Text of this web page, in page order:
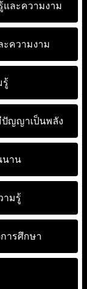
และความงาม
ความงาม
รู้
ปัญญาเป็นพลัง
นาน
ามรู้
ารศึกษา